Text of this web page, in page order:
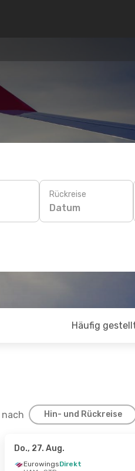
Rückreise
Datum
Häufig
Hin- und Rückreise
Do., 27. Aug.
EurowingsDirekt